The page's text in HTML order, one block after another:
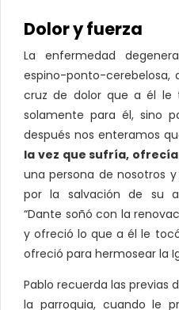
Dolor y fuerza
La enfermedad
espino-ponto-cerebelosa,
cruz de dolor que a él le
solamente para él, sino
después nos enteramos
la vez que sufría,
una persona de nosotros
por la salvación de su
“Dante soñó con la
y ofreció lo que a él le
ofreció para hermosear la
Pablo recuerda las previas
la parroquia, cuando le